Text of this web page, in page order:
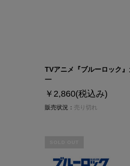
TVアニメ『ブルーロック
一
￥2,860(税込み)
販売状況： 売り切れ